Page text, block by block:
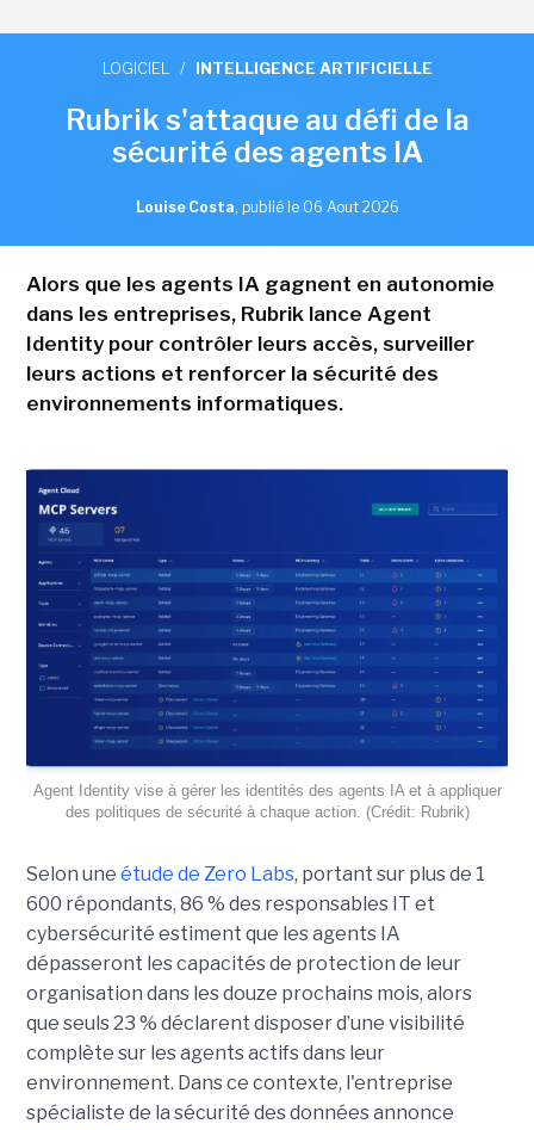
LOGICIEL / INTELLIGENCE ARTIFICIELLE
Rubrik s'attaque au défi de la
sécurité des agents IA
Louise Costa, publié le 06 Aout 2026
Alors que les agents IA gagnent en autonomie
dans les entreprises, Rubrik lance Agent
Identity pour contrôler leurs accès, surveiller
leurs actions et renforcer la sécurité des
environnements informatiques.
Agent Identity vise à gérer les identités des agents IA et à appliquer
des politiques de sécurité à chaque action. (Crédit: Rubrik)
Selon une étude de Zero Labs, portant sur plus de 1
600 répondants, 86 % des responsables IT et
cybersécurité estiment que les agents IA
dépasseront les capacités de protection de leur
organisation dans les douze prochains mois, alors
que seuls 23 % déclarent disposer d’une visibilité
complète sur les agents actifs dans leur
environnement. Dans ce contexte, l'entreprise
spécialiste de la sécurité des données annonce